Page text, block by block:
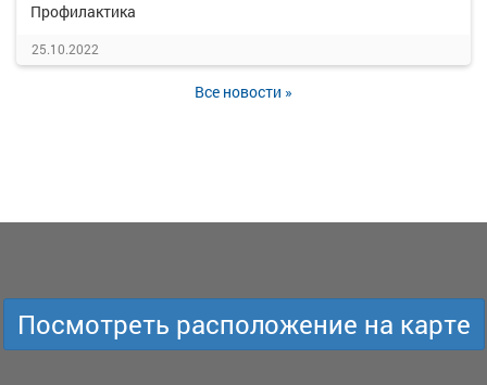
Профилактика
25.10.2022
Все новости »
Посмотреть расположение на карте